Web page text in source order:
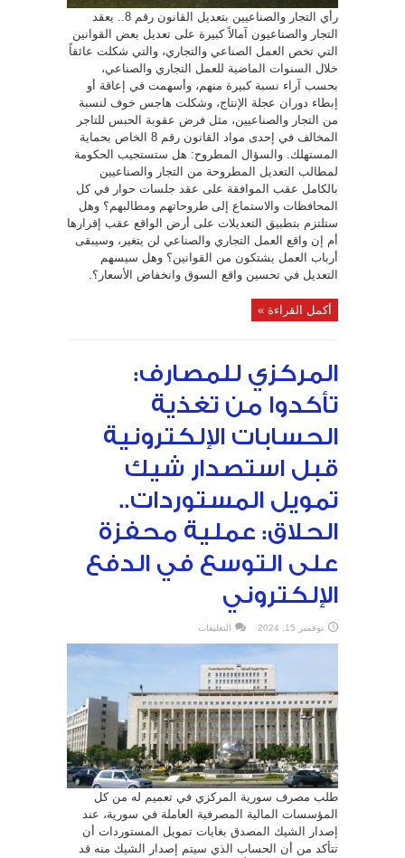
الأسعار
مغلقة
رأي التجار والصناعيين بتعديل القانون رقم 8.. يعقد
التجار والصناعيون آمالاً كبيرة على تعديل بعض القوانين
التي تخص العمل الصناعي والتجاري، والتي شكلت عائقاً
خلال السنوات الماضية للعمل التجاري والصناعي،
بحسب آراء نسبة كبيرة منهم، وأسهمت في إعاقة أو
إبطاء دوران عجلة الإنتاج، وشكلت هاجس خوف لنسبة
من التجار والصناعيين، مثل فرض عقوبة الحبس للتاجر
المخالف في إحدى مواد القانون رقم 8 الخاص بحماية
المستهلك. والسؤال المطروح: هل ستستجيب الحكومة
لمطالب التعديل المطروحة من التجار والصناعيين
بالكامل عقب الموافقة على عقد جلسات حوار في كل
المحافظات والاستماع إلى طروحاتهم ومطالبهم؟ وهل
ستلتزم بتطبيق التعديلات على أرض الواقع عقب إقرارها
أم إن واقع العمل التجاري والصناعي لن يتغير، وسيبقى
أرباب العمل يشتكون من القوانين؟ وهل سيسهم
التعديل في تحسين واقع السوق وانخفاض الأسعار؟.
أكمل القراءة »
المركزي للمصارف:
تأكدوا من تغذية
الحسابات الإلكترونية
قبل استصدار شيك
تمويل المستوردات..
الحلاق: عملية محفزة
على التوسع في الدفع
الإلكتروني
نوفمبر 15, 2024 التعليقات
للمصارف:
الإلكترونية
قبل
استصدار
شيك
تمويل
المستوردات..
الحلاق:
عملية
محفزة
على
التوسع
في
الدفع
الإلكتروني
مغلقة
طلب مصرف سورية المركزي في تعميم له من كل
المؤسسات المالية المصرفية العاملة في سورية، عند
إصدار الشيك المصدق بغايات تمويل المستوردات أن
تتأكد من أن الحساب الذي سيتم إصدار الشيك منه قد